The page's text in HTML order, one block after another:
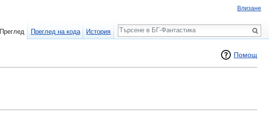
Помощ
Влизане
Преглед Преглед на кода История
Търсене